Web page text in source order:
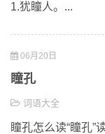
1.犹瞳人。...
06月20日
瞳孔
词语大全
瞳孔怎么读“瞳孔”